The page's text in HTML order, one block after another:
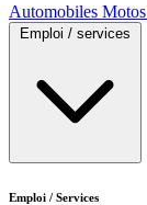
Automobiles Motos
Emploi / services
Emploi / Services